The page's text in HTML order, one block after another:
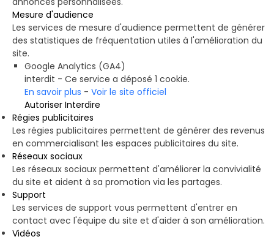
Mesure d'audience
Les services de mesure d'audience permettent de générer
des statistiques de fréquentation utiles à l'amélioration du
site.
Google Analytics (GA4)
interdit - Ce service a déposé 1 cookie.
En savoir plus - Voir le site officiel
Autoriser Interdire
Régies publicitaires
Les régies publicitaires permettent de générer des revenus
en commercialisant les espaces publicitaires du site.
Réseaux sociaux
Les réseaux sociaux permettent d'améliorer la convivialité
du site et aident à sa promotion via les partages.
Support
Les services de support vous permettent d'entrer en
contact avec l'équipe du site et d'aider à son amélioration.
Vidéos